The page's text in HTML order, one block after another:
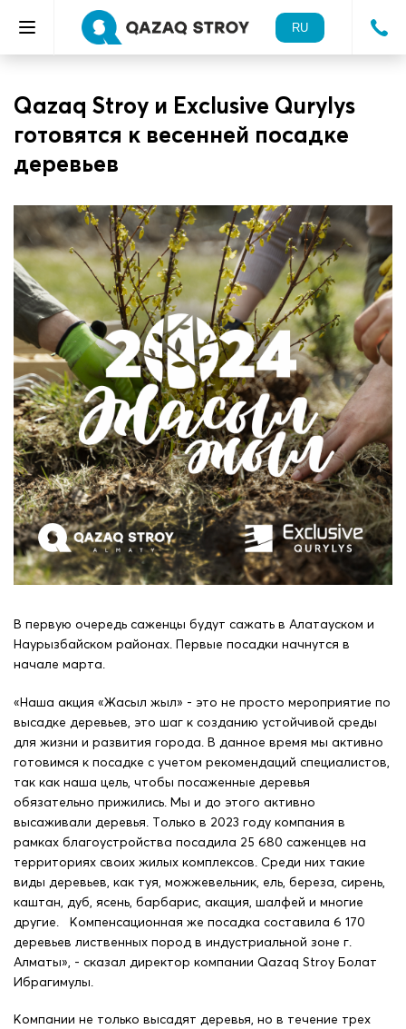
Qazaq Stroy и Exclusive Qurylys
готовятся к весенней посадке
деревьев
В первую очередь саженцы будут сажать в Алатауском и
Наурызбайском районах. Первые посадки начнутся в
начале марта.
«Наша акция «Жасыл жыл» - это не просто мероприятие по
высадке деревьев, это шаг к созданию устойчивой среды
для жизни и развития города. В данное время мы активно
готовимся к посадке с учетом рекомендаций специалистов,
так как наша цель, чтобы посаженные деревья
обязательно прижились. Мы и до этого активно
высаживали деревья. Только в 2023 году компания в
рамках благоустройства посадила 25 680 саженцев на
территориях своих жилых комплексов. Среди них такие
виды деревьев, как туя, можжевельник, ель, береза, сирень,
каштан, дуб, ясень, барбарис, акация, шалфей и многие
другие. Компенсационная же посадка составила 6 170
деревьев лиственных пород в индустриальной зоне г.
Алматы», - сказал директор компании Qazaq Stroy Болат
Ибрагимулы.
Компании не только высадят деревья, но в течение трех
RU